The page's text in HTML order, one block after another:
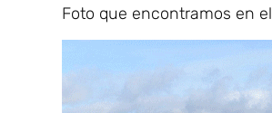
Foto que encontramos en el